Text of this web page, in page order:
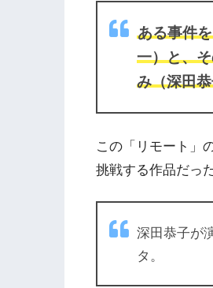
ある事件
一）と、
み（深田
この「リモート」
挑戦する作品だっ
深田恭子が
タ。